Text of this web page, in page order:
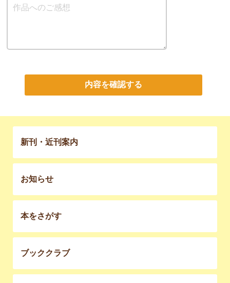
内容を確認する
新刊・近刊案内
お知らせ
本をさがす
ブッククラブ